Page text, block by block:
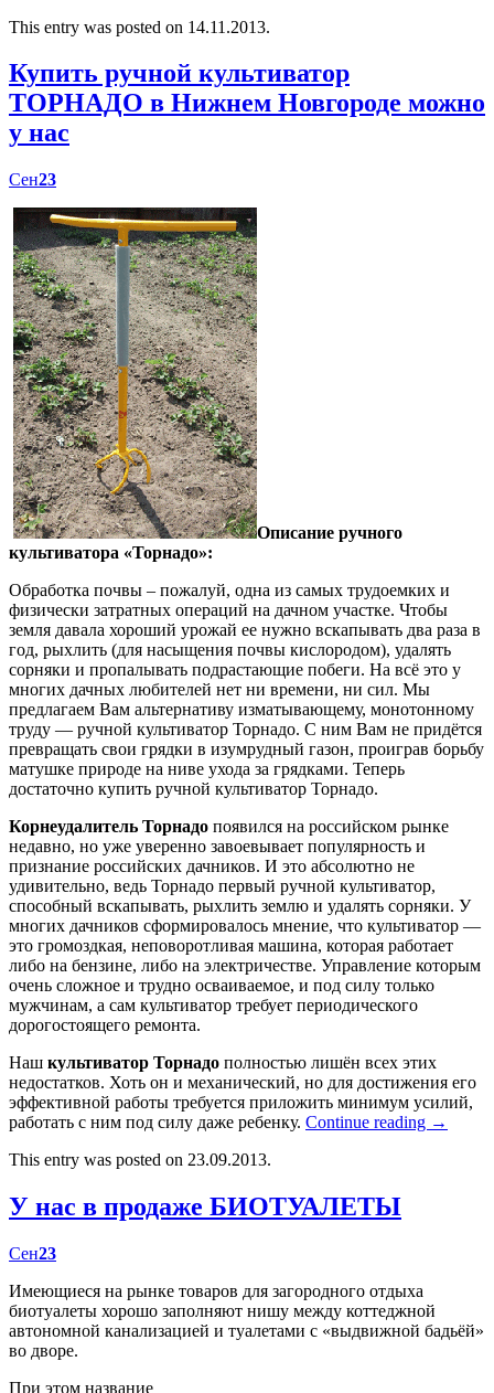
This entry was posted on 14.11.2013.
Купить ручной культиватор
ТОРНАДО в Нижнем Новгороде можно
у нас
Сен23
Описание ручного
культиватора «Торнадо»:
Обработка почвы – пожалуй, одна из самых трудоемких и
физически затратных операций на дачном участке. Чтобы
земля давала хороший урожай ее нужно вскапывать два раза в
год, рыхлить (для насыщения почвы кислородом), удалять
сорняки и пропалывать подрастающие побеги. На всё это у
многих дачных любителей нет ни времени, ни сил. Мы
предлагаем Вам альтернативу изматывающему, монотонному
труду — ручной культиватор Торнадо. С ним Вам не придётся
превращать свои грядки в изумрудный газон, проиграв борьбу
матушке природе на ниве ухода за грядками. Теперь
достаточно купить ручной культиватор Торнадо.
Корнеудалитель Торнадо появился на российском рынке
недавно, но уже уверенно завоевывает популярность и
признание российских дачников. И это абсолютно не
удивительно, ведь Торнадо первый ручной культиватор,
способный вскапывать, рыхлить землю и удалять сорняки. У
многих дачников сформировалось мнение, что культиватор —
это громоздкая, неповоротливая машина, которая работает
либо на бензине, либо на электричестве. Управление которым
очень сложное и трудно осваиваемое, и под силу только
мужчинам, а сам культиватор требует периодического
дорогостоящего ремонта.
Наш культиватор Торнадо полностью лишён всех этих
недостатков. Хоть он и механический, но для достижения его
эффективной работы требуется приложить минимум усилий,
работать с ним под силу даже ребенку. Continue reading →
This entry was posted on 23.09.2013.
У нас в продаже БИОТУАЛЕТЫ
Сен23
Имеющиеся на рынке товаров для загородного отдыха
биотуалеты хорошо заполняют нишу между коттеджной
автономной канализацией и туалетами с «выдвижной бадьёй»
во дворе.
При этом название